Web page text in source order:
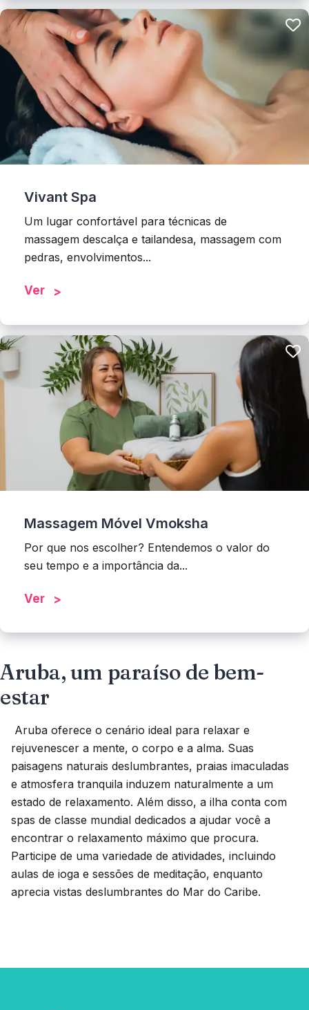
Vivant Spa
Um lugar confortável para técnicas de
massagem descalça e tailandesa, massagem com
pedras, envolvimentos...
Ver
Massagem Móvel Vmoksha
Por que nos escolher? Entendemos o valor do
seu tempo e a importância da...
Ver
Aruba, um paraíso de bem-
estar
rejuvenescer a mente, o corpo e a alma. Suas
paisagens naturais deslumbrantes, praias imaculadas
e atmosfera tranquila induzem naturalmente a um
estado de relaxamento. Além disso, a ilha conta com
spas de classe mundial dedicados a ajudar você a
encontrar o relaxamento máximo que procura.
Participe de uma variedade de atividades, incluindo
aulas de ioga e sessões de meditação, enquanto
aprecia vistas deslumbrantes do Mar do Caribe.